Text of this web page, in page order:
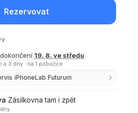
Rezervovat
19. 8. ve středu
a 3 dny · na 1 pobočce
iPhoneLab Futurum
Zásilkovna tam i zpět